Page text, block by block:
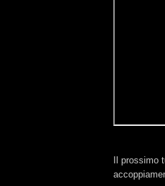
Il prossimo